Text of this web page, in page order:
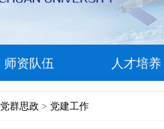
师资队伍 人才培养
党群思政 > 党建工作